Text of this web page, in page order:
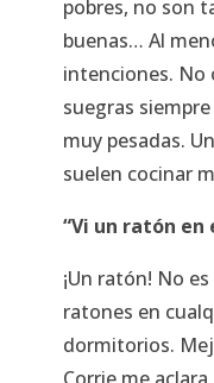
pobres, no son
buenas… Al
intenciones. No
suegras
muy pesadas.
suelen cocinar
“Vi un ratón
¡Un ratón! No
ratones en
dormitorios.